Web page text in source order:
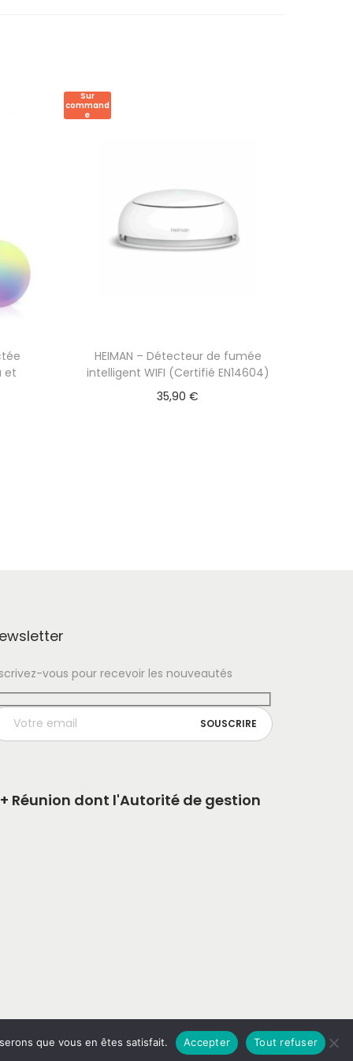
et
Sur
command
e
HEIMAN – Détecteur de fumée
intelligent WIFI (Certifié EN14604)
35,90€
vous pour recevoir les nouveautés
Réunion dont l'Autorité de gestion
que vous en êtes satisfait. Accepter Tout refuser